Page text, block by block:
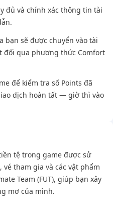
đủ và chính xác thông tin tài
bạn sẽ được chuyển vào tài
đối qua phương thức Comfort
để kiểm tra số Points đã
dịch hoàn tất — giờ thì vào
tệ trong game được sử
tham gia và các vật phẩm
Team (FUT), giúp bạn xây
mơ của mình.